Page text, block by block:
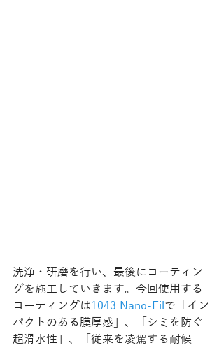
洗浄・研磨を行い、最後にコーティン
グを施工していきます。今回使用する
コーティングは1043 Nano-Fil で「イン
パクトのある膜厚感」、「シミを防ぐ
超滑水性」、「従来を凌駕する耐候